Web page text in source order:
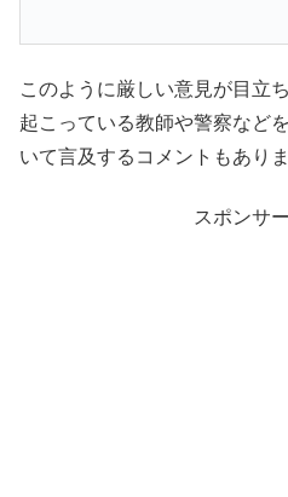
このように厳しい意見が目立
起こっている教師や警察など
いて言及するコメントもありま
スポンサ